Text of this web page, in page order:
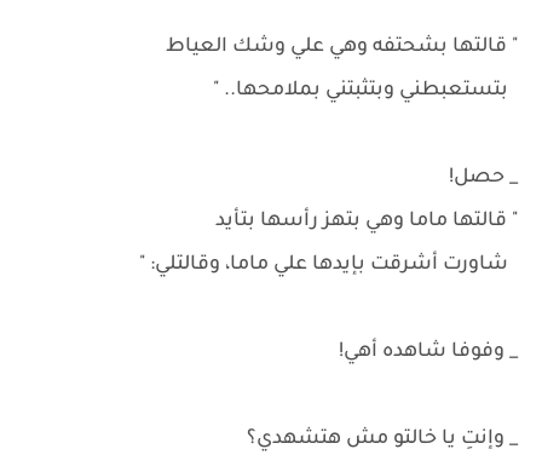
" قالتها بشحتفه وهي علي وشك العياط
بتستعبطني وبتثبتني بملامحها.. "
_ حصل!
" قالتها ماما وهي بتهز رأسها بتأيد
شاورت أشرقت بإيدها علي ماما، وقالتلي: "
_ وفوفا شاهده أهي!
_ وإنتِ يا خالتو مش هتشهدي؟